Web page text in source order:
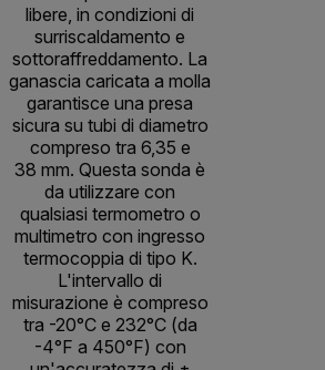
libere, in condizioni di
surriscaldamento e
sottoraffreddamento. La
ganascia caricata a molla
garantisce una presa
sicura su tubi di diametro
compreso tra 6,35 e
38 mm. Questa sonda è
da utilizzare con
qualsiasi termometro o
multimetro con ingresso
termocoppia di tipo K.
L'intervallo di
misurazione è compreso
tra -20°C e 232°C (da
-4°F a 450°F) con